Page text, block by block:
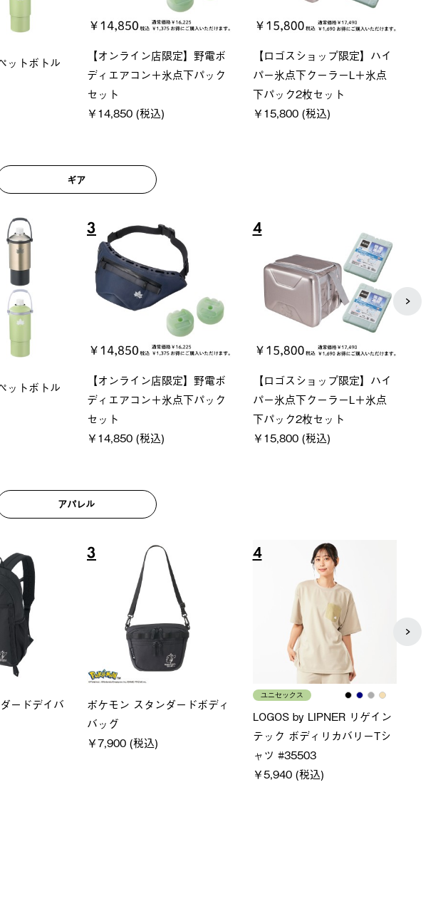
風抜きQセ
グランベーシック スペースベ
ース・オクタゴン-BJ
￥209,000 (税込)
Q-TOP ソーラーサンドブロッ
クサンシェード-BF
￥16,800 (税込)
ギア
風抜きQセ
7
グランベーシック スペースベ
ース・オクタゴン-BJ
￥209,000 (税込)
8
Q-TOP ソーラーサンドブロッ
クサンシェード-BF
￥16,800 (税込)
アパレル
リゲイン
カバリーショ
7
ＵＶサムホールジップフーデ
通常価格
8
メンズ
クールタッチリラックスパン
ツ
￥5,500 (税込)